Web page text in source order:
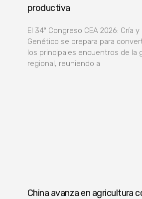
productiva
El 34º Congreso CEA 2026: Cría
Genético se prepara para
los principales encuentros de la
regional, reuniendo a
China avanza en agricultura